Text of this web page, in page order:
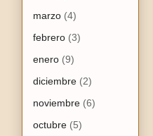
marzo (4)
febrero (3)
enero (9)
diciembre (2)
noviembre (6)
octubre (5)